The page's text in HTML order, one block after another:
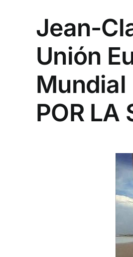
Jean-
Unión
Mundial
POR LA